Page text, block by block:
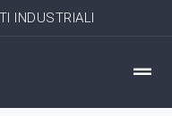
INDUSTRIALI